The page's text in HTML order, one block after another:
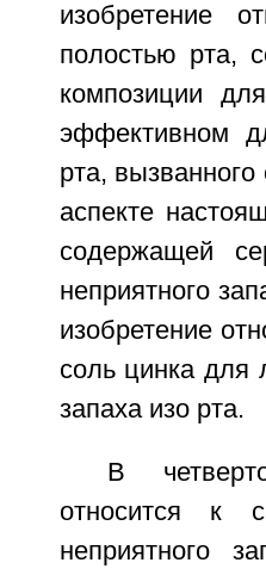
изобретение
полостью рта,
композиции
эффективном
рта,
аспекте
содержащей
неприятного
изобретение
соль цинка для
запаха изо рта.
В
относится к
неприятного